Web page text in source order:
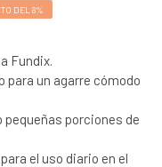
DEL 8%
Fundix.
para un agarre cómodo
pequeñas porciones de
el uso diario en el